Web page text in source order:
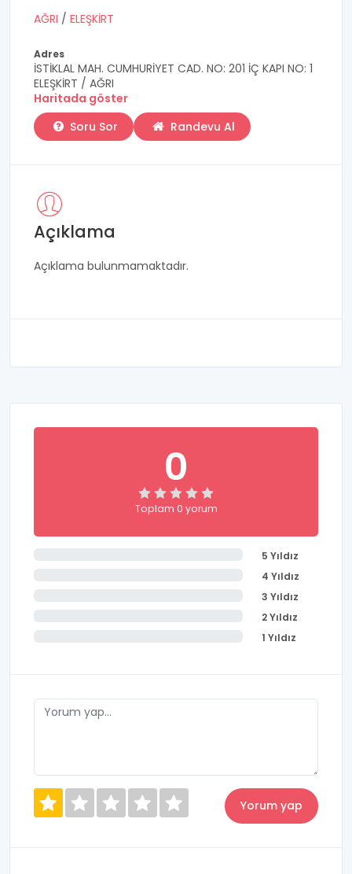
AĞRI / ELEŞKİRT
Adres
İSTİKLAL MAH. CUMHURİYET CAD. NO: 201 İÇ KAPI NO: 1
ELEŞKİRT / AĞRI
Haritada göster
Soru Sor
Randevu Al
Açıklama
Açıklama bulunmamaktadır.
0
Toplam 0 yorum
5 Yıldız
4 Yıldız
3 Yıldız
2 Yıldız
1 Yıldız